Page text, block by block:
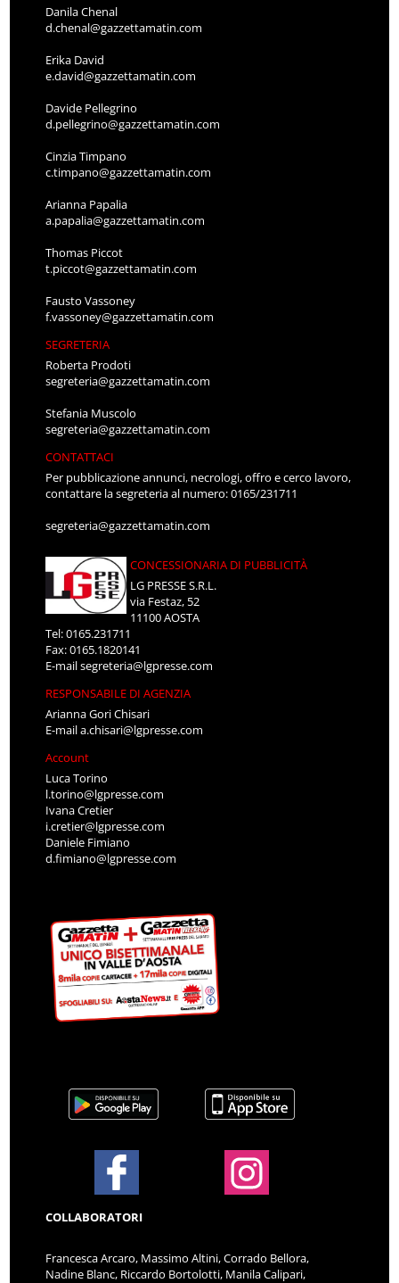
Danila Chenal
d.chenal@gazzettamatin.com
Erika David
e.david@gazzettamatin.com
Davide Pellegrino
d.pellegrino@gazzettamatin.com
Cinzia Timpano
c.timpano@gazzettamatin.com
Arianna Papalia
a.papalia@gazzettamatin.com
Thomas Piccot
t.piccot@gazzettamatin.com
Fausto Vassoney
f.vassoney@gazzettamatin.com
SEGRETERIA
Roberta Prodoti
segreteria@gazzettamatin.com
Stefania Muscolo
segreteria@gazzettamatin.com
CONTATTACI
Per pubblicazione annunci, necrologi, offro e cerco lavoro,
contattare la segreteria al numero: 0165/231711
segreteria@gazzettamatin.com
CONCESSIONARIA DI PUBBLICITÀ
LG PRESSE S.R.L.
via Festaz, 52
11100 AOSTA
Tel: 0165.231711
Fax: 0165.1820141
E-mailsegreteria@lgpresse.com
RESPONSABILE DI AGENZIA
Arianna Gori Chisari
E-maila.chisari@lgpresse.com
Account
Luca Torino
l.torino@lgpresse.com
Ivana Cretier
i.cretier@lgpresse.com
Daniele Fimiano
d.fimiano@lgpresse.com
COLLABORATORI
Francesca Arcaro, Massimo Altini, Corrado Bellora,
Nadine Blanc, Riccardo Bortolotti, Manila Calipari,